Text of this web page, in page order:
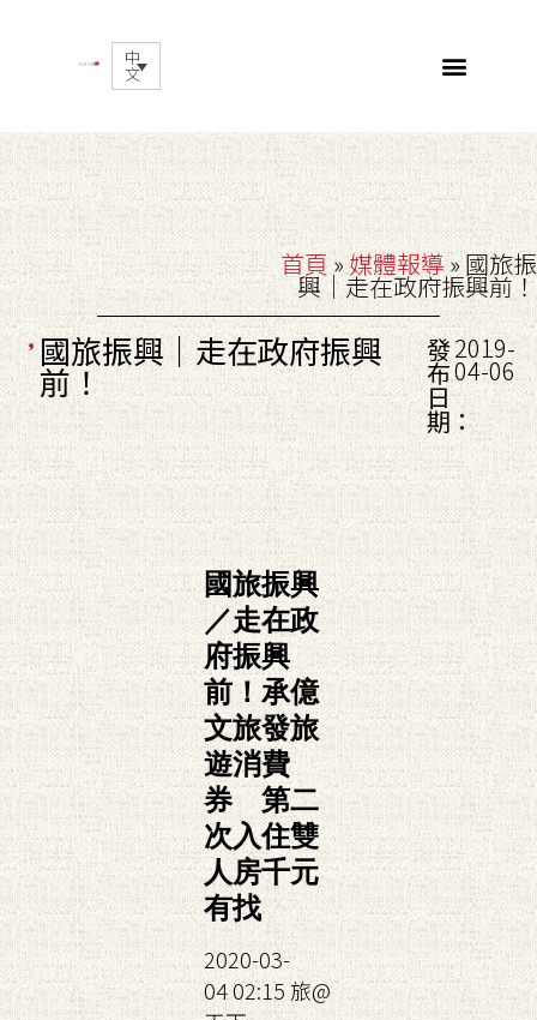
中
文
首頁»媒體報導»國旅振
興｜走在政府振興前！
國旅振興｜走在政府振興
前！
發
布
日
期：
2019-
04-06
國旅振興
／走在政
府振興
前！承億
文旅發旅
遊消費
券 第二
次入住雙
人房千元
有找
2020-03-
04 02:15 旅@